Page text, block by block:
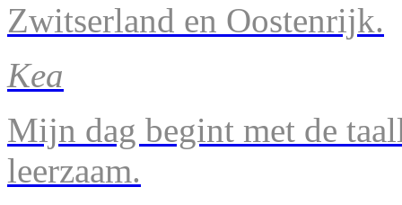
Zwitserland en Oostenrijk.
Kea
Mijn dag begint met de
leerzaam.